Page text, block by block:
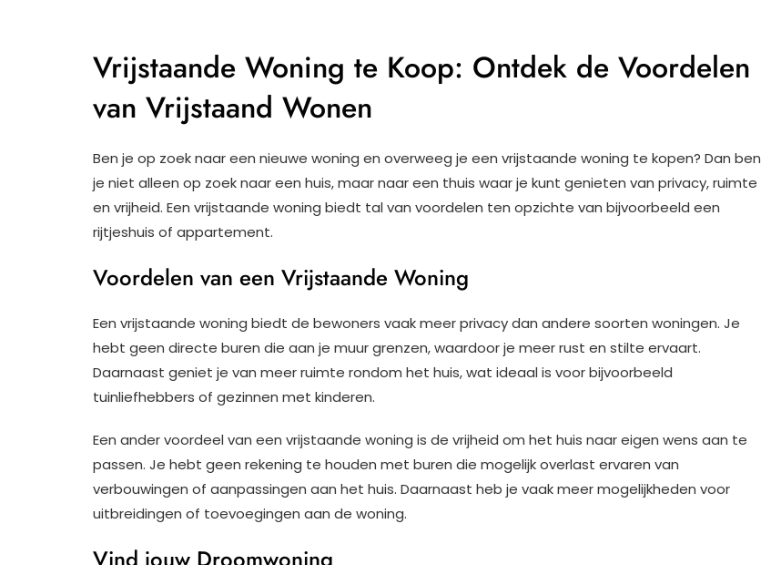
Vrijstaande Woning te Koop: Ontdek de Voordelen
van Vrijstaand Wonen
Ben je op zoek naar een nieuwe woning en overweeg je een vrijstaande woning te kopen? Dan ben
je niet alleen op zoek naar een huis, maar naar een thuis waar je kunt genieten van privacy, ruimte
en vrijheid. Een vrijstaande woning biedt tal van voordelen ten opzichte van bijvoorbeeld een
rijtjeshuis of appartement.
Voordelen van een Vrijstaande Woning
Een vrijstaande woning biedt de bewoners vaak meer privacy dan andere soorten woningen. Je
hebt geen directe buren die aan je muur grenzen, waardoor je meer rust en stilte ervaart.
Daarnaast geniet je van meer ruimte rondom het huis, wat ideaal is voor bijvoorbeeld
tuinliefhebbers of gezinnen met kinderen.
Een ander voordeel van een vrijstaande woning is de vrijheid om het huis naar eigen wens aan te
passen. Je hebt geen rekening te houden met buren die mogelijk overlast ervaren van
verbouwingen of aanpassingen aan het huis. Daarnaast heb je vaak meer mogelijkheden voor
uitbreidingen of toevoegingen aan de woning.